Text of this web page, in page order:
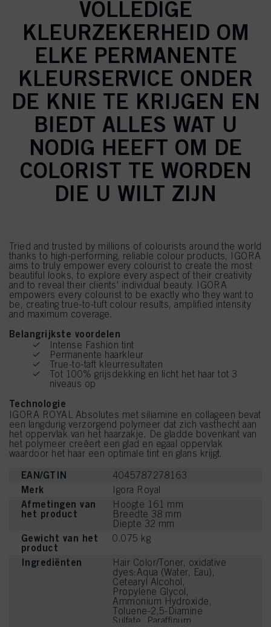
VOLLEDIGE
KLEURZEKERHEID OM
ELKE PERMANENTE
KLEURSERVICE ONDER
DE KNIE TE KRIJGEN EN
BIEDT ALLES WAT U
NODIG HEEFT OM DE
COLORIST TE WORDEN
DIE U WILT ZIJN
Tried and trusted by millions of colourists around the world
thanks to high-performing, reliable colour products, IGORA
aims to truly empower every colourist to create the most
beautiful looks, to explore every aspect of their creativity
and to reveal their clients' individual beauty. IGORA
empowers every colourist to be exactly who they want to
be, creating true-to-tuft colour results, amplified intensity
and maximum coverage.
Belangrijkste voordelen
Intense Fashion tint
Permanente haarkleur
True-to-taft kleurresultaten
Tot 100% grijsdekking en licht het haar tot 3
niveaus op
Technologie
IGORA ROYAL Absolutes met siliamine en collageen bevat
een langdurig verzorgend polymeer dat zich vasthecht aan
het oppervlak van het haarzakje. De gladde bovenkant van
het polymeer creëert een glad en egaal oppervlak
waardoor het haar een optimale tint en glans krijgt.
EAN/GTIN 4045787278163
Merk Igora Royal
Afmetingen van
het product
Hoogte 161 mm
Breedte 38 mm
Diepte 32 mm
Gewicht van het
product
0.075 kg
Ingrediënten
Hair Color/Toner, oxidative
dyes:Aqua (Water, Eau),
Cetearyl Alcohol,
Propylene Glycol,
Ammonium Hydroxide,
Toluene-2,5-Diamine
Sulfate, Paraffinum